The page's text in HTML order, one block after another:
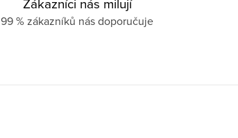
99 % zákazníků nás doporučuje